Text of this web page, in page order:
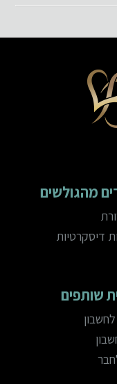
מהגולשים
דיסקרטיות
שותפים